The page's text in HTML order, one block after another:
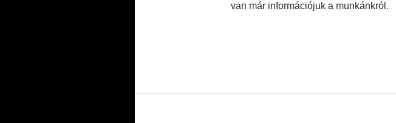
van már információjuk a munkánkról.